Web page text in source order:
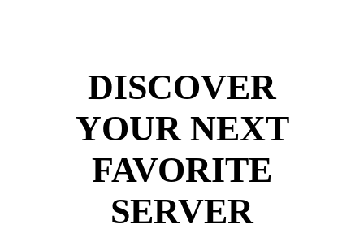
DISCOVER
YOUR NEXT
FAVORITE
SERVER